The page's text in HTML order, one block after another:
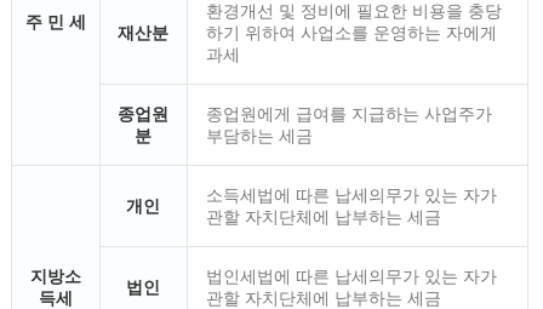
주 민 세
재산분
환경개선 및 정비에 필요한 비용을 충당
하기 위하여 사업소를 운영하는 자에게
과세
종업원
분
종업원에게 급여를 지급하는 사업주가
부담하는 세금
지방소
득세
개인
소득세법에 따른 납세의무가 있는 자가
관할 자치단체에 납부하는 세금
법인
법인세법에 따른 납세의무가 있는 자가
관할 자치단체에 납부하는 세금